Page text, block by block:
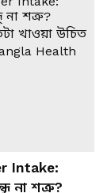
Intake:
না শত্রু?